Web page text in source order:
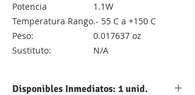
Potencia
1.1W
Temperatura Rango.- 55 C a +150 C
Peso:
0.017637 oz
Sustituto:
N/A
Disponibles Inmediatos: 1 unid.